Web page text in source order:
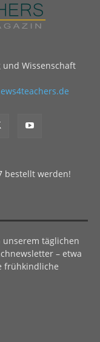
und Wissenschaft
bestellt werden!
unserem täglichen
– etwa
frühkindliche